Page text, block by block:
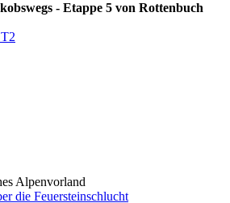
- Etappe 5 von Rottenbuch
T2
Alpenvorland